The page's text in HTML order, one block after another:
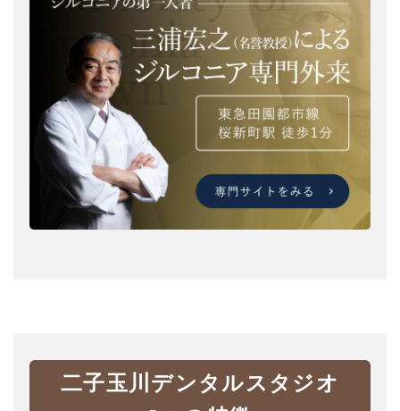
二子玉川デンタルスタジオ